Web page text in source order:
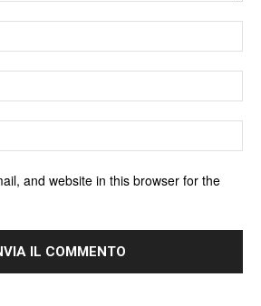
and website in this browser for the